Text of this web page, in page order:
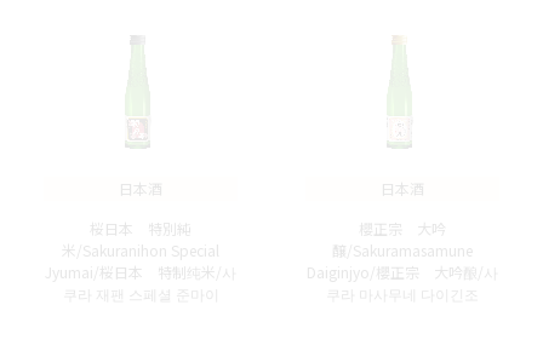
日本酒
桜日本 特別純
米/Sakuranihon Special
Jyumai/桜日本 特制纯米/사
쿠라 재팬 스페셜 준마이
日本酒
櫻正宗 大吟
醸/Sakuramasamune
Daiginjyo/櫻正宗 大吟酿/사
쿠라 마사무네 다이긴조